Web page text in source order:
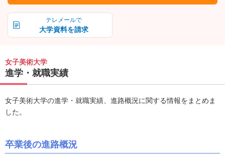
テレメールで
大学資料を請求
女子美術大学
進学・就職実績
女子美術大学の進学・就職実績、進路概況に関する情報をまとめま
した。
卒業後の進路概況